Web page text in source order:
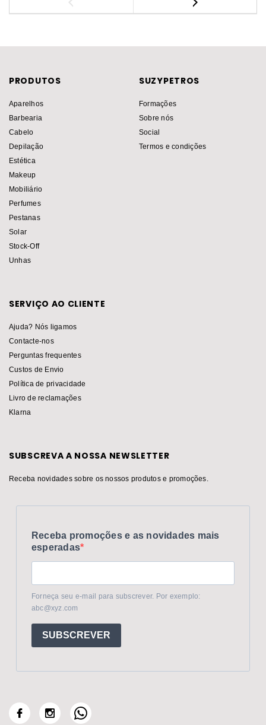
PRODUTOS
Aparelhos
Barbearia
Cabelo
Depilação
Estética
Makeup
Mobiliário
Perfumes
Pestanas
Solar
Stock-Off
Unhas
SUZYPETROS
Formações
Sobre nós
Social
Termos e condições
SERVIÇO AO CLIENTE
Ajuda? Nós ligamos
Contacte-nos
Perguntas frequentes
Custos de Envio
Política de privacidade
Livro de reclamações
Klarna
SUBSCREVA A NOSSA NEWSLETTER
Receba novidades sobre os nossos produtos e promoções.
Receba promoções e as novidades mais
esperadas
Forneça seu e-mail para subscrever. Por exemplo:
abc@xyz.com
SUBSCREVER